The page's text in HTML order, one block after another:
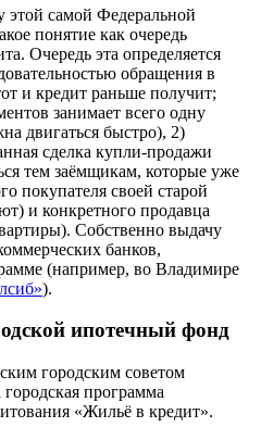
этой самой Федеральной
понятие как очередь
Очередь эта определяется
обращения в
и кредит раньше получит;
занимает всего одну
двигаться быстро), 2)
сделка купли-продажи
тем заёмщикам, которые уже
покупателя своей старой
и конкретного продавца
Собственно выдачу
банков,
(например, во Владимире
).
ипотечный фонд
городским советом
программа
«Жильё в кредит».